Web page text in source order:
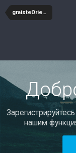
graisteOriern
нашим